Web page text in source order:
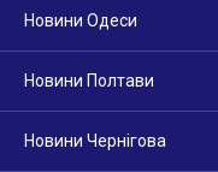
Новини Одеси
Новини Полтави
Новини Чернігова